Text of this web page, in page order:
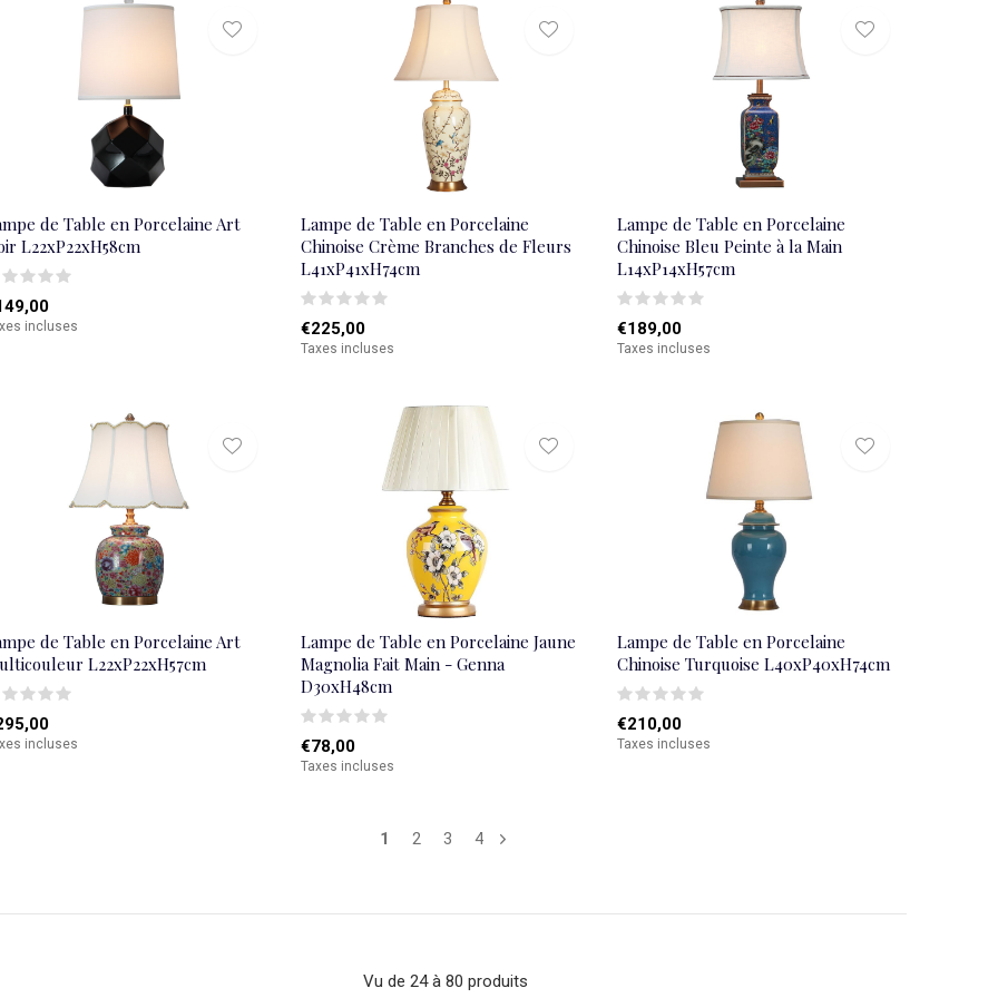
de Table en Porcelaine Art
L22xP22xH58cm
incluses
Lampe de Table en Porcelaine
Chinoise Crème Branches de Fleurs
L41xP41xH74cm
€225,00
Taxes incluses
Lampe de Table en Porcelaine
Chinoise Bleu Peinte à la Main
L14xP14xH57cm
€189,00
Taxes incluses
de Table en Porcelaine Art
L22xP22xH57cm
incluses
Lampe de Table en Porcelaine Jaune
Magnolia Fait Main - Genna
D30xH48cm
€78,00
Taxes incluses
Lampe de Table en Porcelaine
Chinoise Turquoise L40xP40xH74cm
€210,00
Taxes incluses
1 2 3 4
Vu de 24 à 80 produits